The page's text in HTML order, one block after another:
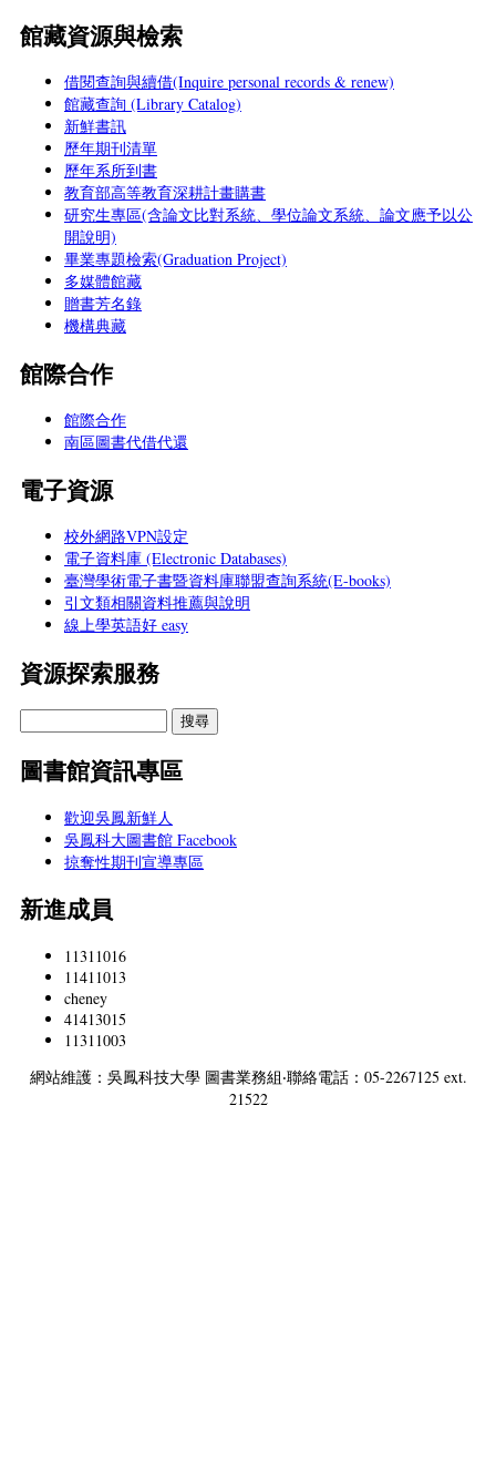
館藏資源與檢索
借閱查詢與續借(Inquire personal records & renew)
館藏查詢 (Library Catalog)
新鮮書訊
歷年期刊清單
歷年系所到書
教育部高等教育深耕計畫購書
研究生專區(含論文比對系統、學位論文系統、論文應予以公
開說明)
畢業專題檢索(Graduation Project)
多媒體館藏
贈書芳名錄
機構典藏
館際合作
館際合作
南區圖書代借代還
電子資源
校外網路VPN設定
電子資料庫 (Electronic Databases)
臺灣學術電子書暨資料庫聯盟查詢系統(E-books)
引文類相關資料推薦與說明
線上學英語好 easy
資源探索服務
圖書館資訊專區
歡迎吳鳳新鮮人
吳鳳科大圖書館 Facebook
掠奪性期刊宣導專區
新進成員
11311016
11411013
cheney
41413015
11311003
網站維護：吳鳳科技大學 圖書業務組‧聯絡電話：05-2267125 ext.
21522